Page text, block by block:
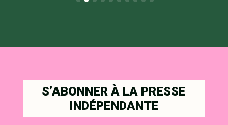
S’ABONNER À LA PRESSE
INDÉPENDANTE